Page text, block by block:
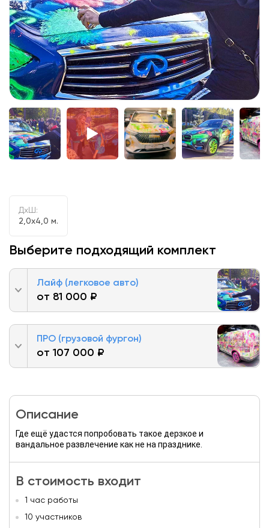
ДxШ:
2,0x4,0 м.
Выберите подходящий комплект
Лайф (легковое авто)
от 81 000 ₽
ПРО (грузовой фургон)
от 107 000 ₽
Описание
Где ещё удастся попробовать такое дерзкое и
вандальное развлечение как не на празднике.
В стоимость входит
1 час работы
10 участников